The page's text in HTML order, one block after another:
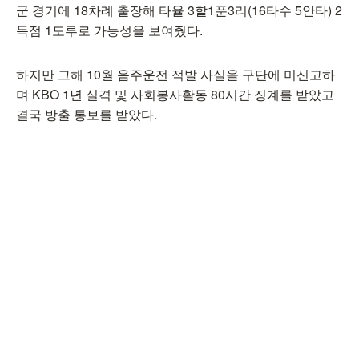
군 경기에 18차례 출장해 타율 3할1푼3리(16타수 5안타) 2
득점 1도루로 가능성을 보여줬다.
하지만 그해 10월 음주운전 적발 사실을 구단에 미신고하
며 KBO 1년 실격 및 사회봉사활동 80시간 징계를 받았고
결국 방출 통보를 받았다.